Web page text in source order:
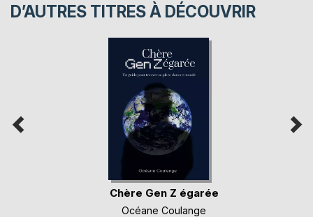
D’AUTRES TITRES À DÉCOUVRIR
Chère Gen Z égarée
Océane Coulange